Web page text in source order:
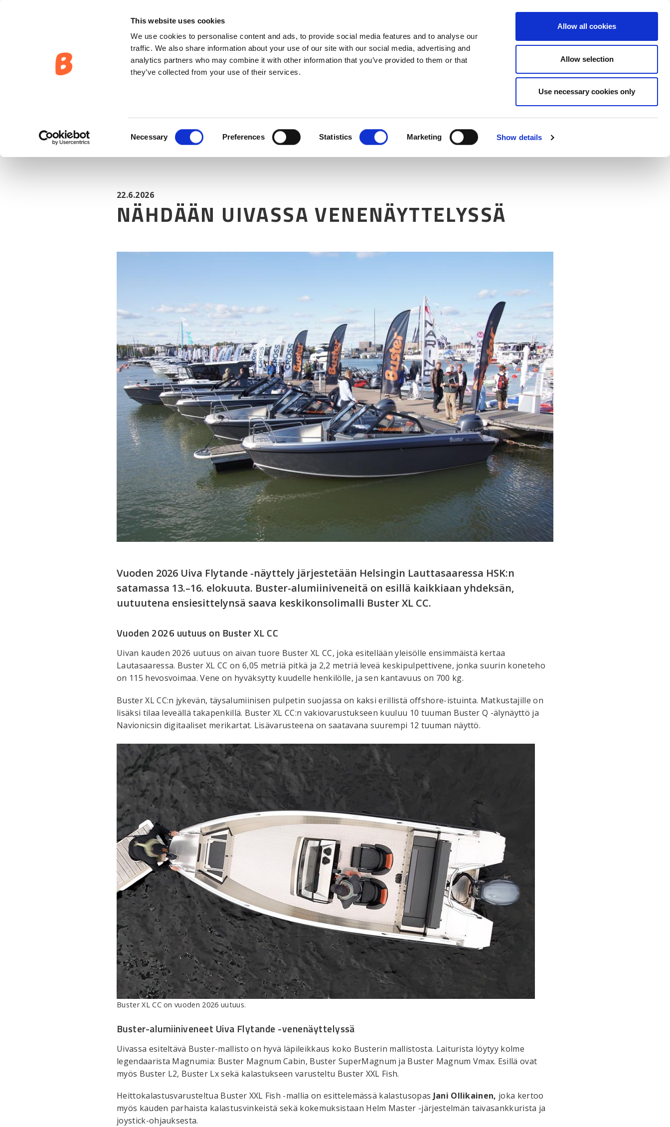
This website uses cookies
We use cookies to personalise content and ads, to provide social media features and to analyse our
traffic. We also share information about your use of our site with our social media, advertising and
analytics partners who may combine it with other information that you’ve provided to them or that
they’ve collected from your use of their services.
Necessary Preferences Statistics Marketing Show details
Allow all cookies
Allow selection
Use necessary cookies only
Jaa Twitterissä
Jaa Jaa
22.6.2026
NÄHDÄÄN UIVASSA VENENÄYTTELYSSÄ
Vuoden 2026 Uiva Flytande -näyttely järjestetään Helsingin Lauttasaaressa HSK:n
satamassa 13.–16. elokuuta. Buster-alumiiniveneitä on esillä kaikkiaan yhdeksän,
uutuutena ensiesittelynsä saava keskikonsolimalli Buster XL CC.
Vuoden 2026 uutuus on Buster XL CC
Uivan kauden 2026 uutuus on aivan tuore Buster XL CC, joka esitellään yleisölle ensimmäistä kertaa
Lautasaaressa. Buster XL CC on 6,05 metriä pitkä ja 2,2 metriä leveä keskipulpettivene, jonka suurin koneteho
on 115 hevosvoimaa. Vene on hyväksytty kuudelle henkilölle, ja sen kantavuus on 700 kg.
Buster XL CC:n jykevän, täysalumiinisen pulpetin suojassa on kaksi erillistä offshore-istuinta. Matkustajille on
lisäksi tilaa leveällä takapenkillä. Buster XL CC:n vakiovarustukseen kuuluu 10 tuuman Buster Q -älynäyttö ja
Navionicsin digitaaliset merikartat. Lisävarusteena on saatavana suurempi 12 tuuman näyttö.
Buster XL CC on vuoden 2026 uutuus.
Buster-alumiiniveneet Uiva Flytande -venenäyttelyssä
Uivassa esiteltävä Buster-mallisto on hyvä läpileikkaus koko Busterin mallistosta. Laiturista löytyy kolme
legendaarista Magnumia: Buster Magnum Cabin, Buster SuperMagnum ja Buster Magnum Vmax. Esillä ovat
myös Buster L2, Buster Lx sekä kalastukseen varusteltu Buster XXL Fish.
Heittokalastusvarusteltua Buster XXL Fish -mallia on esittelemässä kalastusopas Jani Ollikainen, joka kertoo
myös kauden parhaista kalastusvinkeistä sekä kokemuksistaan Helm Master -järjestelmän taivasankkurista ja
joystick-ohjauksesta.